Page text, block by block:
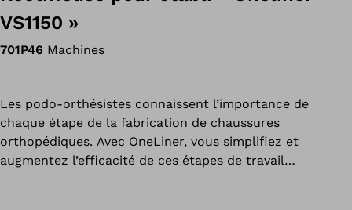
VS1150 »
701P46 Machines
Les podo-orthésistes connaissent l’importance de
chaque étape de la fabrication de chaussures
orthopédiques. Avec OneLiner, vous simplifiez et
augmentez l’efficacité de ces étapes de travail